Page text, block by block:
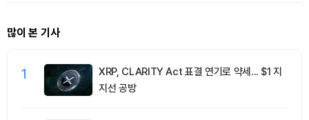
많이 본 기사
1
XRP, CLARITY Act 표결 연기로 약세... $1 지
지선 공방